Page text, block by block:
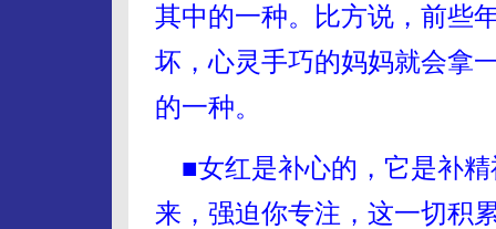
其中的一种。比方说，前些
坏，心灵手巧的妈妈就会拿
的一种。
■女红是补心的，它是补精
来，强迫你专注，这一切积